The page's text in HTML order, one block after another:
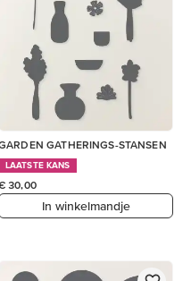
GATHERINGS-STANSEN
LAATSTE KANS
30,00
In winkelmandje